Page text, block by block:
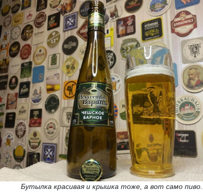
Бутылка красивая и крышка тоже, а вот само пиво...